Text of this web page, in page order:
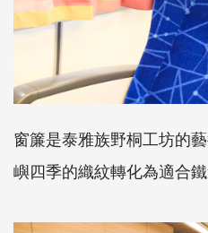
窗簾是泰雅族野桐工坊的
嶼四季的織紋轉化為適合